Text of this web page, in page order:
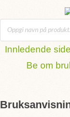
Innledende side
Be om